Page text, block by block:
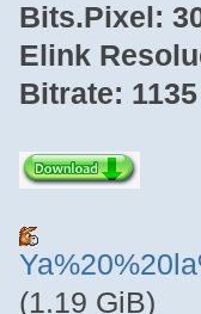
Bits.Pixel:
Elink
Bitrate: 1135
(1.19 GiB)